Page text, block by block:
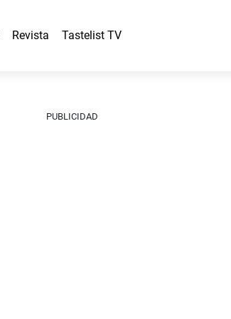
Revista Tastelist TV
PUBLICIDAD